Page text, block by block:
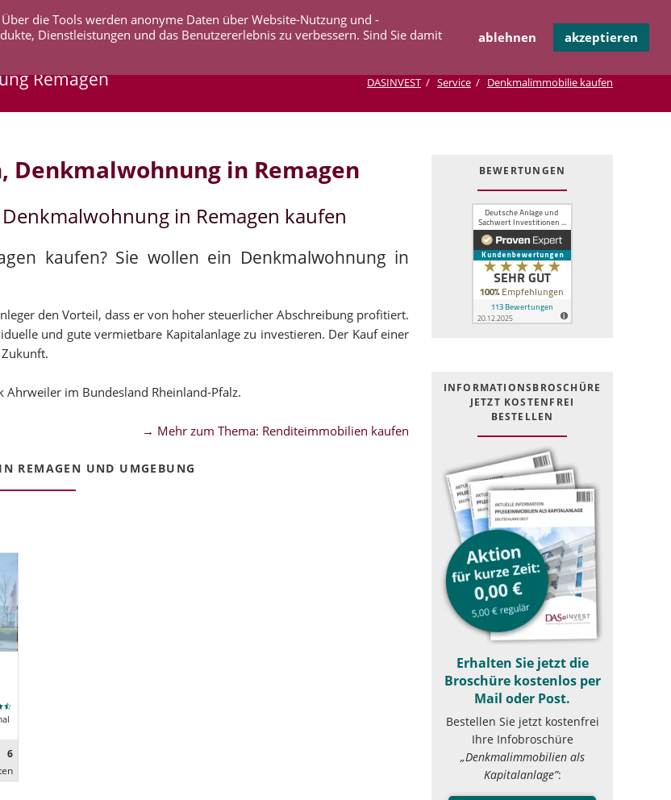
die Tools werden anonyme Daten über Website-Nutzung und -
Dienstleistungen und das Benutzererlebnis zu verbessern. Sind Sie damit
ablehnen akzeptieren
überspringen
UNTERNEHMEN SERVICE KOOPERATION KONTAKT
Remagen DASINVEST Service Denkmalimmobilie kaufen
in Remagen
in Remagen kaufen
kaufen? Sie wollen ein Denkmalwohnung in
den Vorteil, dass er von hoher steuerlicher Abschreibung profitiert.
und gute vermietbare Kapitalanlage zu investieren. Der Kauf einer
im Bundesland Rheinland-Pfalz.
→ Mehr zum Thema: Renditeimmobilien kaufen
REMAGEN UND UMGEBUNG
6
BEWERTUNGEN
INFOR­MATIONS­BROSCHÜRE
JETZT KOSTEN­FREI
BESTELLEN
Erhalten Sie jetzt die
Broschüre kostenlos per
Mail oder Post.
Bestellen Sie jetzt kostenfrei
Ihre Infobroschüre
„Denkmalimmobilien als
Kapitalanlage”: